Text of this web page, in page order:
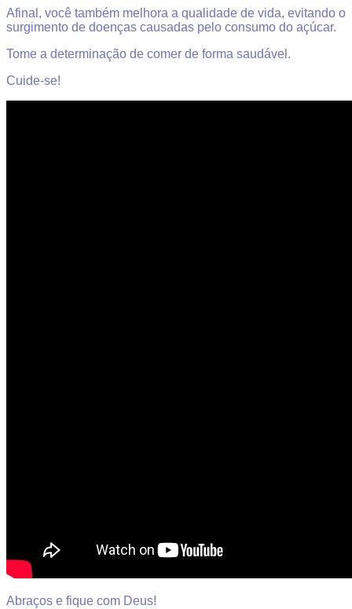
Afinal, você também melhora a qualidade de vida, evitando o
surgimento de doenças causadas pelo consumo do açúcar.
Tome a determinação de comer de forma saudável.
Cuide-se!
Abraços e fique com Deus!